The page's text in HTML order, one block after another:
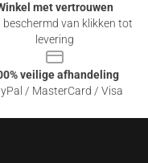
met vertrouwen
van klikken tot
levering
veilige afhandeling
/ MasterCard / Visa